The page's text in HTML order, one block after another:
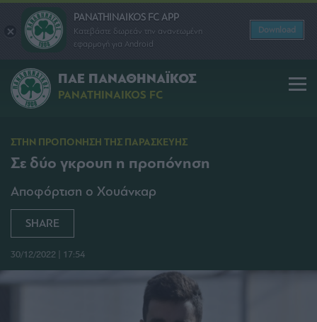
PANATHINAIKOS FC APP
Κατεβάστε δωρεάν την ανανεωμένη
εφαρμογή για Android
Download
ΠΑΕ ΠΑΝΑΘΗΝΑΪΚΟΣ
PANATHINAIKOS FC
ΣΤΗΝ ΠΡΟΠΟΝΗΣΗ ΤΗΣ ΠΑΡΑΣΚΕΥΗΣ
Σε δύο γκρουπ η προπόνηση
Αποφόρτιση ο Χουάνκαρ
SHARE
30/12/2022 | 17:54